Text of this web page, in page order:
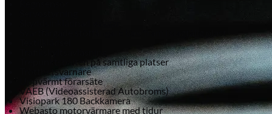
Trepunktsbälten på samtliga platser
Trötthetsvarnare
Uppvärmt förarsäte
VAEB (Videoassisterad Autobroms)
Visiopark 180 Backkamera
Webasto motorvärmare med tidur